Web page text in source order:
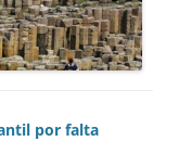
por falta